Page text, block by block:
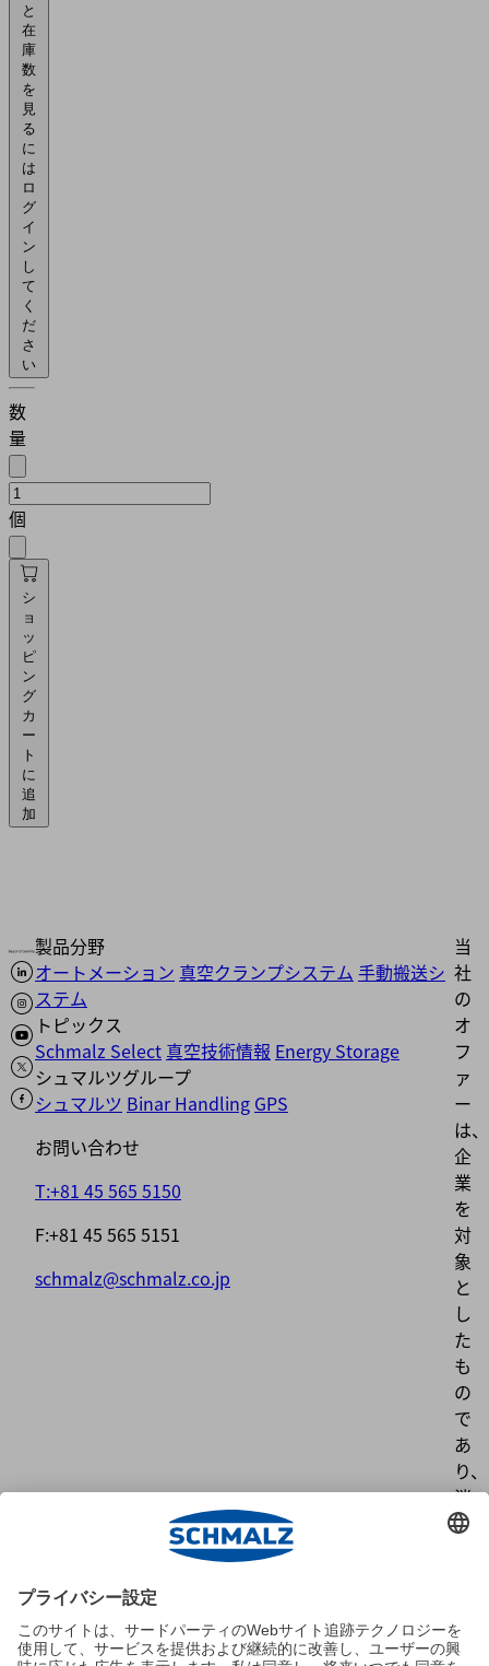
と
在
庫
数
を
見
る
に
は
ロ
グ
イ
ン
し
て
く
だ
さ
い
数
量
個
シ
ョ
ッ
ピ
ン
グ
カ
ー
ト
に
追
加
製品分野
オートメーション 真空クランプシステム 手動搬送シ
ステム
トピックス
Schmalz Select 真空技術情報 Energy Storage
シュマルツグループ
シュマルツ Binar Handling GPS
お問い合わせ
T:+81 45 565 5150
F:+81 45 565 5151
schmalz@schmalz.co.jp
当
社
の
オ
フ
ァ
ー
は、
企
業
を
対
象
と
し
た
も
の
で
あ
り、
消
費
で
は